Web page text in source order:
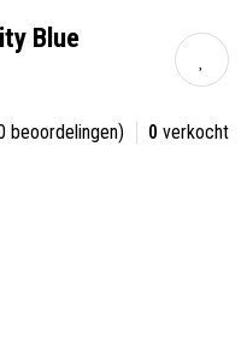
Blue
beoordelingen) 0 verkocht